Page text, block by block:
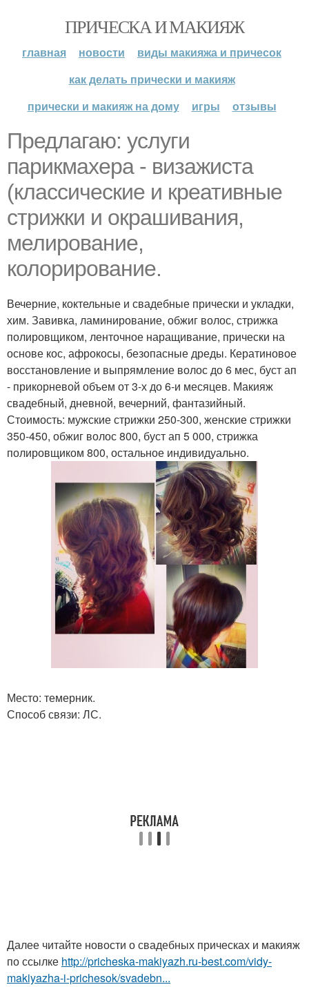
ПРИЧЕСКА И МАКИЯЖ
главная новости
виды макияжа и причесок
как делать прически и макияж
прически и макияж на дому
игры отзывы
Предлагаю: услуги
парикмахера - визажиста
(классические и креативные
стрижки и окрашивания,
мелирование,
колорирование.
Вечерние, коктельные и свадебные прически и укладки,
хим. Завивка, ламинирование, обжиг волос, стрижка
полировщиком, ленточное наращивание, прически на
основе кос, афрокосы, безопасные дреды. Кератиновое
восстановление и выпрямление волос до 6 мес, буст ап
- прикорневой объем от 3-х до 6-и месяцев. Макияж
свадебный, дневной, вечерний, фантазийный.
Стоимость: мужские стрижки 250-300, женские стрижки
350-450, обжиг волос 800, буст ап 5 000, стрижка
полировщиком 800, остальное индивидуально.
Место: темерник.
Способ связи: ЛС.
Далее читайте новости о свадебных прическах и макияж
по ссылке http://pricheska-makiyazh.ru-best.com/vidy-
makiyazha-i-prichesok/svadebn...